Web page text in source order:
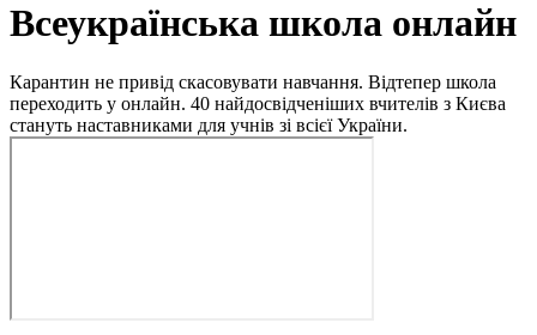
Всеукраїнська школа онлайн
Карантин не привід скасовувати навчання. Відтепер школа
переходить у онлайн. 40 найдосвідченіших вчителів з Києва
стануть наставниками для учнів зі всієї України.